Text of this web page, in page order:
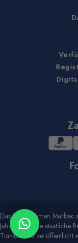
Das Unternehmen
Jahr 2020 eine staatliche
Transparenz veröffentlicht